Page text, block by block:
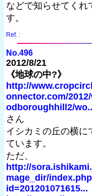
などで知らせてくれ
す。
Ref. :
No.496
2012/8/21
《地球の中?》
http://
onnector.com/
odboroughhill2/
さん
イシカミの丘の横に
ています。
ただ、
http://
mage_dir/
id=201201071615...